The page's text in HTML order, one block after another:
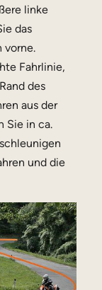
linke
das
vorne.
Fahrlinie,
des
aus der
Sie in ca.
und die